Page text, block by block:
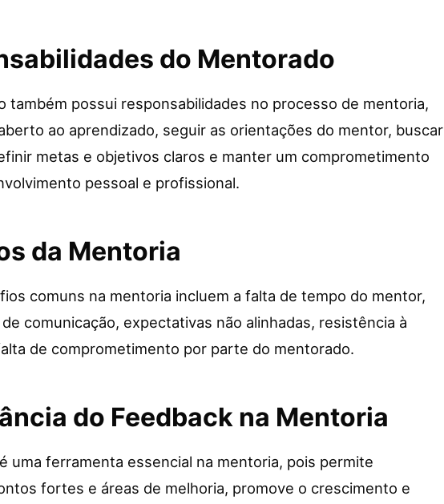
do Mentorado
também possui responsabilidades no processo de mentoria,
ao aprendizado, seguir as orientações do mentor, buscar
metas e objetivos claros e manter um comprometimento
pessoal e profissional.
da Mentoria
comuns na mentoria incluem a falta de tempo do mentor,
comunicação, expectativas não alinhadas, resistência à
de comprometimento por parte do mentorado.
do Feedback na Mentoria
uma ferramenta essencial na mentoria, pois permite
fortes e áreas de melhoria, promove o crescimento e